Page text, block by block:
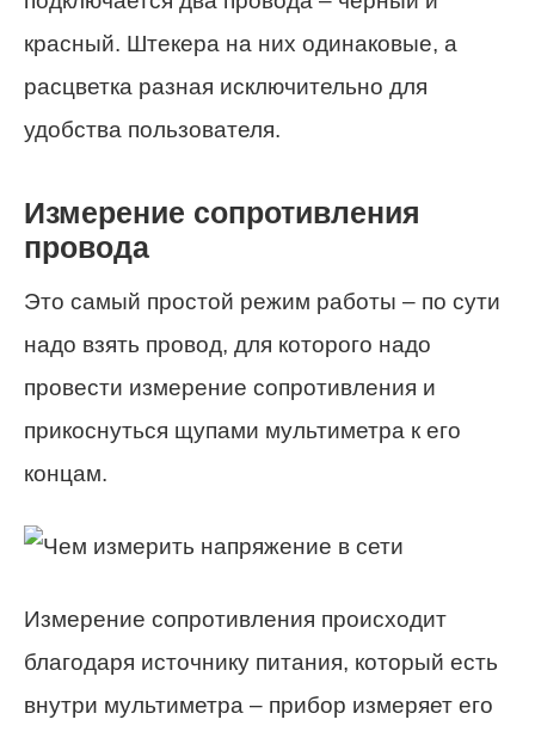
красный. Штекера на них одинаковые, а
расцветка разная исключительно для
удобства пользователя.
Измерение сопротивления
провода
Это самый простой режим работы – по сути
надо взять провод, для которого надо
провести измерение сопротивления и
прикоснуться щупами мультиметра к его
концам.
Измерение сопротивления происходит
благодаря источнику питания, который есть
внутри мультиметра – прибор измеряет его